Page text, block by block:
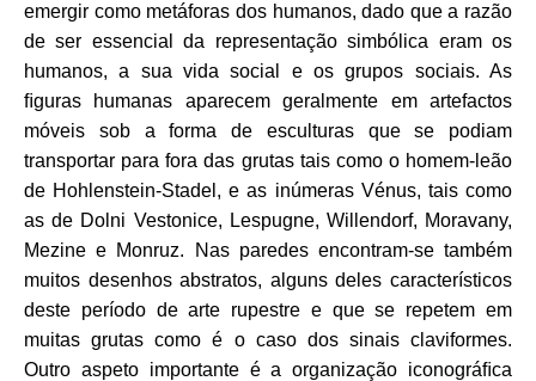
emergir como metáforas dos humanos, dado que a razão
de ser essencial da representação simbólica eram os
humanos, a sua vida social e os grupos sociais. As
ﬁguras humanas aparecem geralmente em artefactos
móveis sob a forma de esculturas que se podiam
transportar para fora das grutas tais como o homem-leão
de Hohlenstein-Stadel, e as inúmeras Vénus, tais como
as de Dolni Vestonice, Lespugne, Willendorf, Moravany,
Mezine e Monruz. Nas paredes encontram-se também
muitos desenhos abstratos, alguns deles característicos
deste período de arte rupestre e que se repetem em
muitas grutas como é o caso dos sinais claviformes.
Outro aspeto importante é a organização iconográﬁca